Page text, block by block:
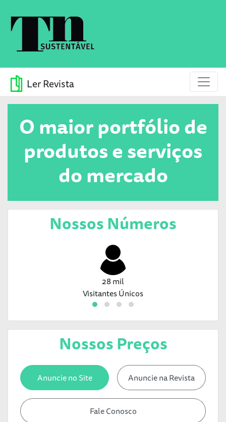
Ler Revista
O maior portfólio de
produtos e serviços
do mercado
Nossos Números
28 mil
Visitantes Únicos
Nossos Preços
Anuncie no Site Anuncie na Revista
Fale Conosco